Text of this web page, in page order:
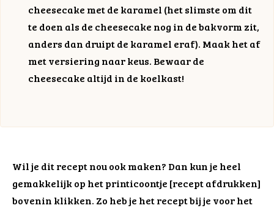
cheesecake met de karamel (het slimste om dit
te doen als de cheesecake nog in de bakvorm zit,
anders dan druipt de karamel eraf). Maak het af
met versiering naar keus. Bewaar de
cheesecake altijd in de koelkast!
Wil je dit recept nou ook maken? Dan kun je heel
gemakkelijk op het printicoontje [recept afdrukken]
bovenin klikken. Zo heb je het recept bij je voor het